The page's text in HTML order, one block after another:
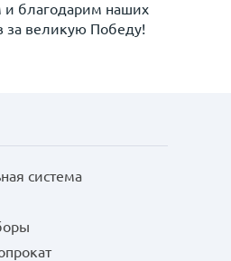
благодарим наших
за великую Победу!
система